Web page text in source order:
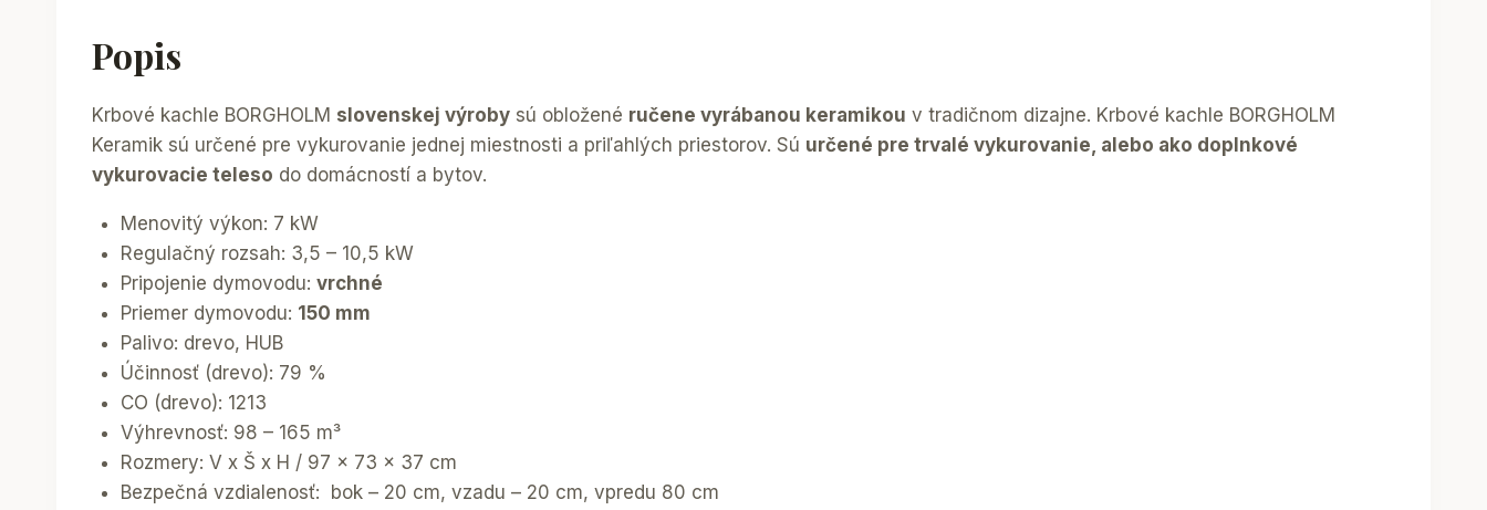
Popis
Krbové kachle BORGHOLM slovenskej výroby sú obložené ručene vyrábanou keramikou v tradičnom dizajne. Krbové kachle BORGHOLM
Keramik sú určené pre vykurovanie jednej miestnosti a priľahlých priestorov. Sú určené pre trvalé vykurovanie, alebo ako doplnkové
vykurovacie teleso do domácností a bytov.
Menovitý výkon: 7 kW
Regulačný rozsah: 3,5 – 10,5 kW
Pripojenie dymovodu: vrchné
Priemer dymovodu: 150 mm
Palivo: drevo, HUB
Účinnosť (drevo): 79 %
CO (drevo): 1213
Výhrevnosť: 98 – 165 m³
Rozmery: V x Š x H / 97 x 73 x 37 cm
Bezpečná vzdialenosť: bok – 20 cm, vzadu – 20 cm, vpredu 80 cm